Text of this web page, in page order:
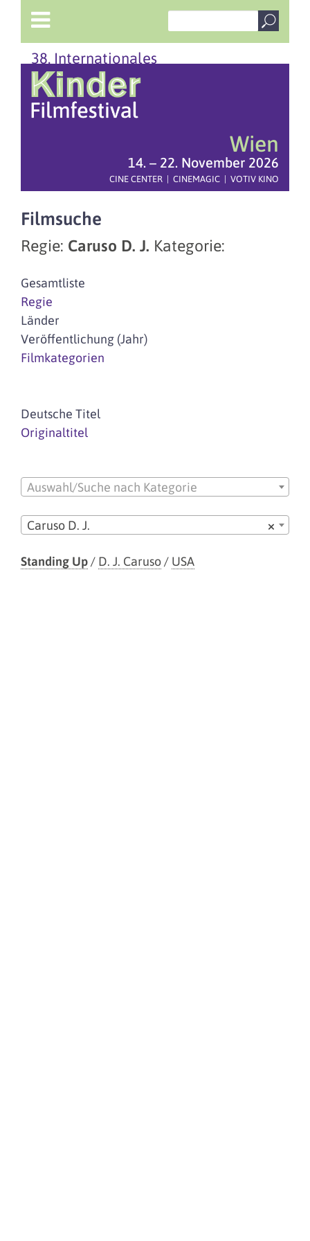
38. Internationales
Wien
14. – 22. November 2026
CINE CENTER | CINEMAGIC | VOTIV KINO
Filmsuche
Regie: Caruso D. J. Kategorie:
Gesamtliste
Regie
Länder
Veröffentlichung (Jahr)
Filmkategorien
Deutsche Titel
Originaltitel
Auswahl/Suche nach Kategorie
×
Caruso D. J.
Standing Up/ D. J. Caruso/ USA